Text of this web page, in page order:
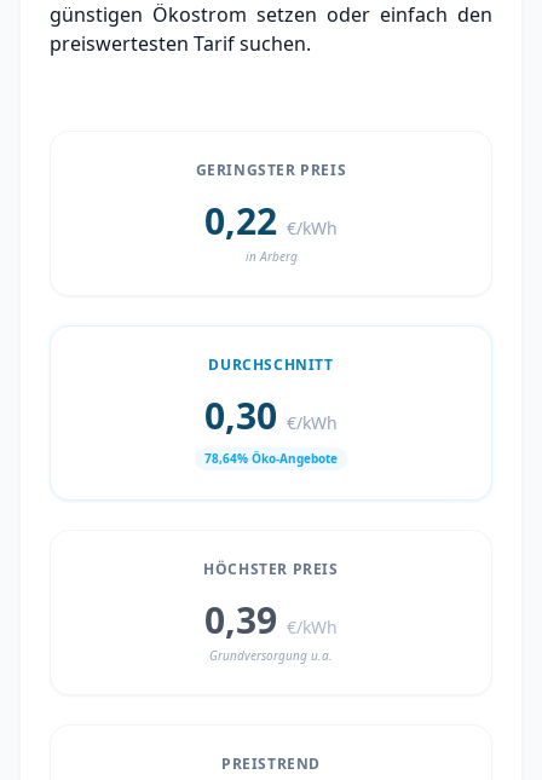
günstigen Ökostrom setzen oder einfach den
preiswertesten Tarif suchen.
GERINGSTER PREIS
0,22 €/kWh
in Arberg
DURCHSCHNITT
0,30 €/kWh
78,64% Öko-Angebote
HÖCHSTER PREIS
0,39 €/kWh
Grundversorgung u.a.
PREISTREND